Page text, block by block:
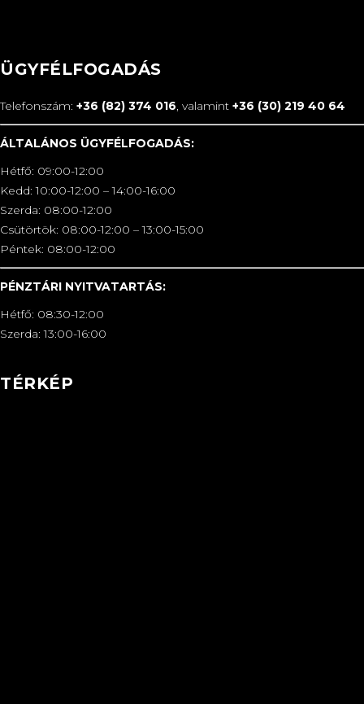
ÜGYFÉLFOGADÁS
Telefonszám: +36 (82) 374 016, valamint +36 (30) 219 40 64
ÁLTALÁNOS ÜGYFÉLFOGADÁS:
Hétfő: 09:00-12:00
Kedd: 10:00-12:00 – 14:00-16:00
Szerda: 08:00-12:00
Csütörtök: 08:00-12:00 – 13:00-15:00
Péntek: 08:00-12:00
PÉNZTÁRI NYITVATARTÁS:
Hétfő: 08:30-12:00
Szerda: 13:00-16:00
TÉRKÉP